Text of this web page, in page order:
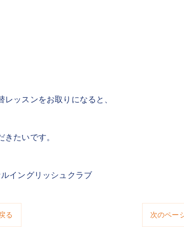
ッスンをお取りになると、
たいです。
ングリッシュクラブ
る 次のペー